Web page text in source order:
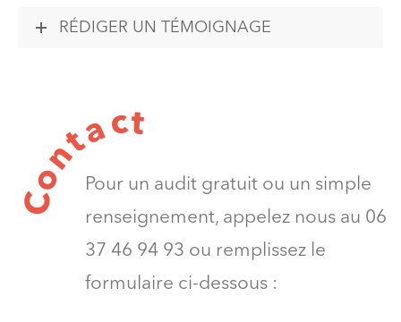
RÉDIGER UN TÉMOIGNAGE
C
o
n
tact
Pour un audit gratuit ou un simple
renseignement, appelez nous au 06
37 46 94 93 ou remplissez le
formulaire ci-dessous :